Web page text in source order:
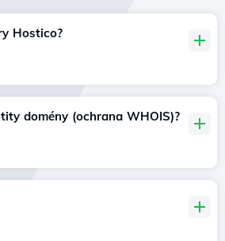
Hostico?
domény (ochrana WHOIS)?